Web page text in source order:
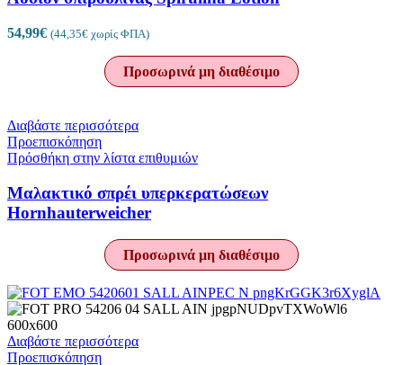
54,99€ (44,35€ χωρίς ΦΠΑ)
Προσωρινά μη διαθέσιμο
Διαβάστε περισσότερα
Προεπισκόπηση
Πρόσθήκη στην λίστα επιθυμιών
Μαλακτικό σπρέι υπερκερατώσεων
Hornhauterweicher
Προσωρινά μη διαθέσιμο
Διαβάστε περισσότερα
Προεπισκόπηση